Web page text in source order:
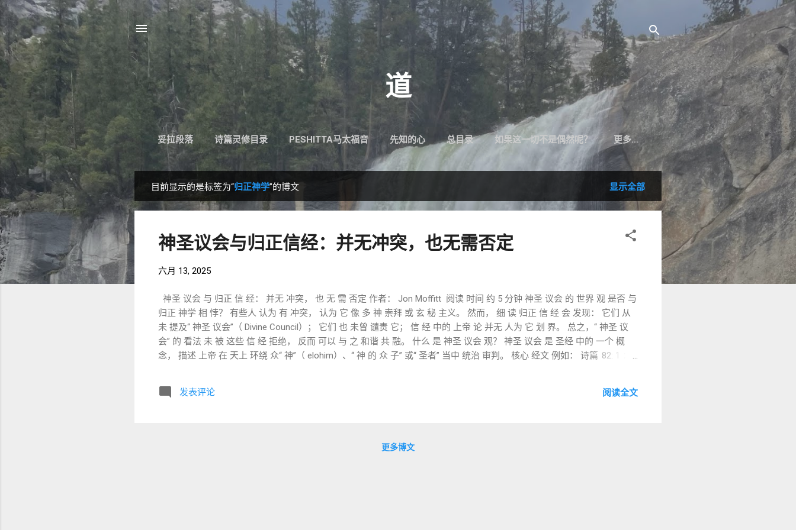
跳至主要内容
道
妥拉段落 诗篇灵修目录 PESHITTA马太福音 先知的心 总目录 如果这一切不是偶然呢？ 更多…
文
目前显示的是标签为“归正神学”的博文 显示全部
神圣议会与归正信经：并无冲突，也无需否定
六月 13, 2025
神圣 议会 与 归正 信 经： 并无 冲突， 也 无 需 否定 作者： Jon Moffitt 阅读 时间 约 5 分钟 神圣 议会 的 世界 观 是否 与
归正 神学 相 悖？ 有些人 认为 有 冲突， 认为 它 像 多 神 崇拜 或 玄 秘 主义。 然而， 细 读 归正 信 经 会 发现： 它们 从
未 提及“ 神圣 议会”（ Divine Council）； 它们 也 未曾 谴责 它； 信 经 中的 上帝 论 并无 人为 它 划 界。 总之，“ 神圣 议
会” 的 看法 未 被 这些 信 经 拒绝， 反而 可以 与 之 和谐 共 融。 什么 是 神圣 议会 观？ 神圣 议会 是 圣经 中的 一个 概
念， 描述 上帝 在 天上 环绕 众“ 神”（ elohim）、“ 神 的 众 子” 或“ 圣者” 当中 统治 审判。 核心 经文 例如： 诗篇 82: 1 ：“
——《 威 斯 敏 斯 特 信条》（ 1647）、《 比利 时 信条》（ 1561） 和《 第二 伦敦 浸信会 信条》（ 1689）， 都 未 提及“
人 的 光 中……” ——《 第二 伦敦 浸信会 信条》 2.1 这 明确 宣告 一 神 信仰， 却 不 否认 圣经 中 存在 被 称为 elohim 的 被
造 灵 体（ 见 诗 82: 6）。 2. 承认 天使 存在， 但 未 否定 更 广 的 属 灵 宇宙 “ 他 升天 坐在 父 右边， 作 中 保， 并 将 ...
发表评论 阅读全文
更多博文